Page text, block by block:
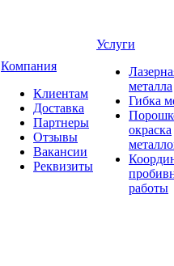
Компания
Клиентам
Доставка
Партнеры
Отзывы
Вакансии
Реквизиты
Услуги
металла
Гибка
окраска
работы